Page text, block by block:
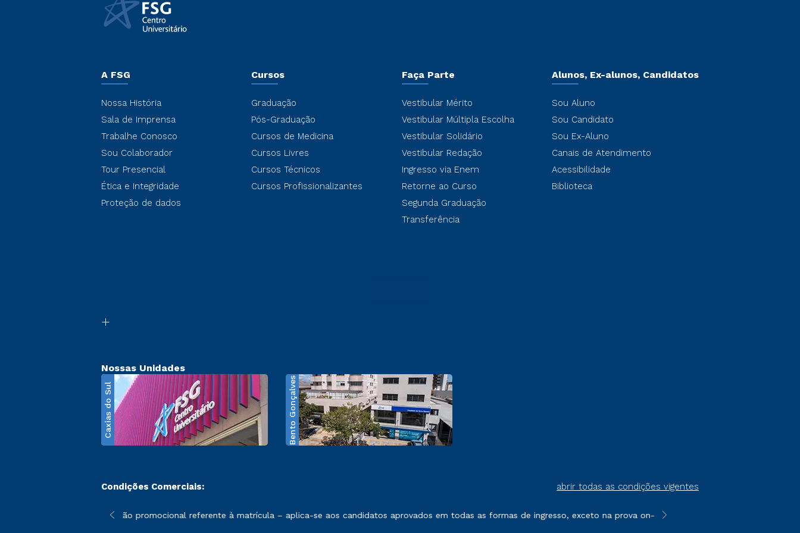
A FSG
Nossa História
Sala de Imprensa
Trabalhe Conosco
Sou Colaborador
Tour Presencial
Ética e Integridade
Proteção de dados
Cursos
Graduação
Pós-Graduação
Cursos de Medicina
Cursos Livres
Cursos Técnicos
Cursos Profissionalizantes
Faça Parte
Vestibular Mérito
Vestibular Múltipla Escolha
Vestibular Solidário
Vestibular Redação
Ingresso via Enem
Retorne ao Curso
Segunda Graduação
Transferência
Alunos, Ex-alunos, Candidatos
Sou Aluno
Sou Candidato
Sou Ex-Aluno
Canais de Atendimento
Acessibilidade
Biblioteca
Nossas Unidades
Caxias do Sul Bento Gonçalves
Condições Comerciais: abrir todas as condições vigentes
sofrer alterações nos períodos de rematrícula conforme exposto no contrato de prestação de serviços.
*A condição promocional referente à matrícula – aplica-se aos candidatos aprovados em todas as formas de ingresso, exceto na prova on-line ou agendada, que ofertam
**Semipresencial é um formato do